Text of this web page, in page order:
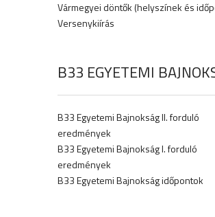
Vármegyei döntők (helyszínek és
Versenykiírás
B33 EGYETEMI
B33 Egyetemi Bajnokság II. forduló
eredmények
B33 Egyetemi Bajnokság I. forduló
eredmények
B33 Egyetemi Bajnokság időpontok